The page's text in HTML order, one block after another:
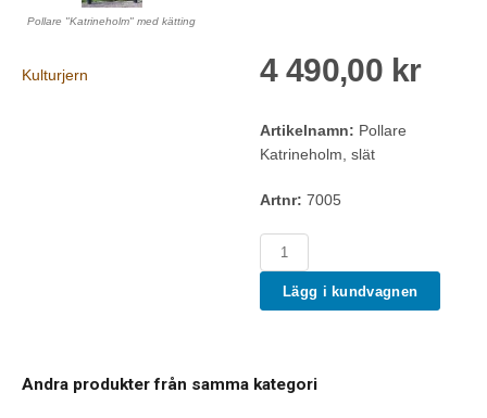
Pollare "Katrineholm" med kätting
Kulturjern 4 490,00 kr
Artikelnamn: Pollare
Katrineholm, slät
Artnr: 7005
Lägg i kundvagnen
Andra produkter från samma kategori